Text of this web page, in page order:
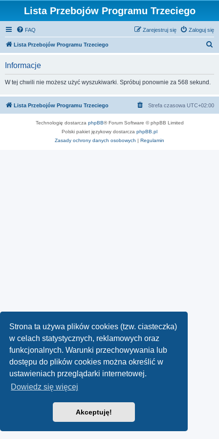
Strona ta używa plików cookies (tzw. ciasteczka)
w celach statystycznych, reklamowych oraz
funkcjonalnych. Warunki przechowywania lub
dostępu do plików cookies można określić w
ustawieniach przeglądarki internetowej.
Dowiedz się więcej
Akceptuję!
Lista Przebojów Programu Trzeciego
FAQ Zaloguj się
Zarejestruj się
Lista Przebojów Programu Trzeciego
j
Informacje
W tej chwili nie możesz użyć wyszukiwarki. Spróbuj ponownie za 568 sekund.
Lista Przebojów Programu Trzeciego Strefa czasowa UTC+02:00
Technologię dostarcza phpBB® Forum Software © phpBB Limited
Polski pakiet językowy dostarcza phpBB.pl
Zasady ochrony danych osobowych | Regulamin